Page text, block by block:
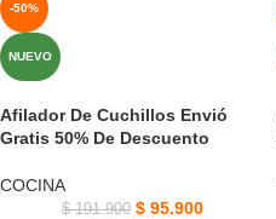
-50%
NUEVO
Afilador De Cuchillos Envió
Gratis 50% De Descuento
COCINA
$191.900 $ 95.900